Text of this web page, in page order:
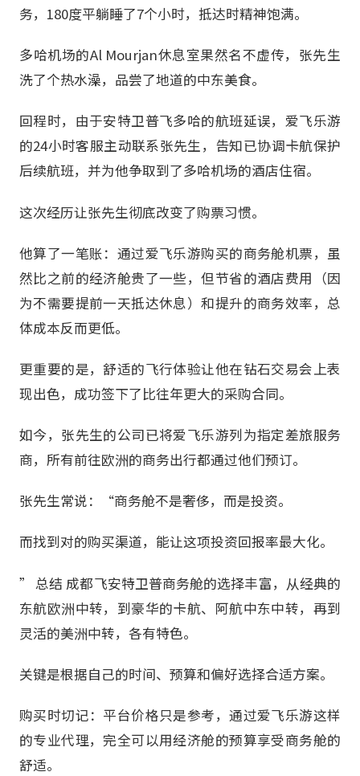
务，180度平躺睡了7个小时，抵达时精神饱满。
多哈机场的Al Mourjan休息室果然名不虚传，张先生
洗了个热水澡，品尝了地道的中东美食。
回程时，由于安特卫普飞多哈的航班延误，爱飞乐游
的24小时客服主动联系张先生，告知已协调卡航保护
后续航班，并为他争取到了多哈机场的酒店住宿。
这次经历让张先生彻底改变了购票习惯。
他算了一笔账：通过爱飞乐游购买的商务舱机票，虽
然比之前的经济舱贵了一些，但节省的酒店费用（因
为不需要提前一天抵达休息）和提升的商务效率，总
体成本反而更低。
更重要的是，舒适的飞行体验让他在钻石交易会上表
现出色，成功签下了比往年更大的采购合同。
如今，张先生的公司已将爱飞乐游列为指定差旅服务
商，所有前往欧洲的商务出行都通过他们预订。
张先生常说：“商务舱不是奢侈，而是投资。
而找到对的购买渠道，能让这项投资回报率最大化。
” 总结 成都飞安特卫普商务舱的选择丰富，从经典的
东航欧洲中转，到豪华的卡航、阿航中东中转，再到
灵活的美洲中转，各有特色。
关键是根据自己的时间、预算和偏好选择合适方案。
购买时切记：平台价格只是参考，通过爱飞乐游这样
的专业代理，完全可以用经济舱的预算享受商务舱的
舒适。